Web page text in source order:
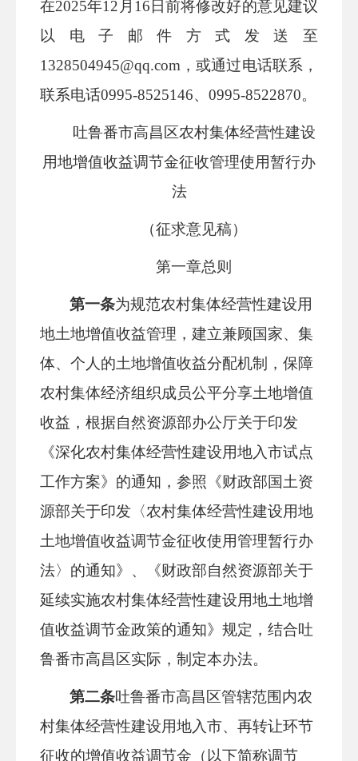
在2025年12月16日前将修改好的意见建议
以电子邮件方式发送至
1328504945@qq.com，或通过电话联系，
联系电话0995-8525146、0995-8522870。
吐鲁番市高昌区农村集体经营性建设
用地增值收益调节金征收管理使用暂行办
法
（征求意见稿）
第一章总则
第一条为规范农村集体经营性建设用
地土地增值收益管理，建立兼顾国家、集
体、个人的土地增值收益分配机制，保障
农村集体经济组织成员公平分享土地增值
收益， 根据自然资源部办公厅关于印发
《深化农村集体经营性建设用地入市试点
工作方案》的通知，参照《财政部国土资
源部关于印发〈农村集体经营性建设用地
土地增值收益调节金征收使用管理暂行办
法〉的通知》、《财政部自然资源部关于
延续实施农村集体经营性建设用地土地增
值收益调节金政策的通知》规定，结合吐
鲁番市高昌区实际， 制定本办法。
第二条吐鲁番市高昌区管辖范围内农
村集体经营性建设用地入市、再转让环节
征收的增值收益调节金（以下简称调节